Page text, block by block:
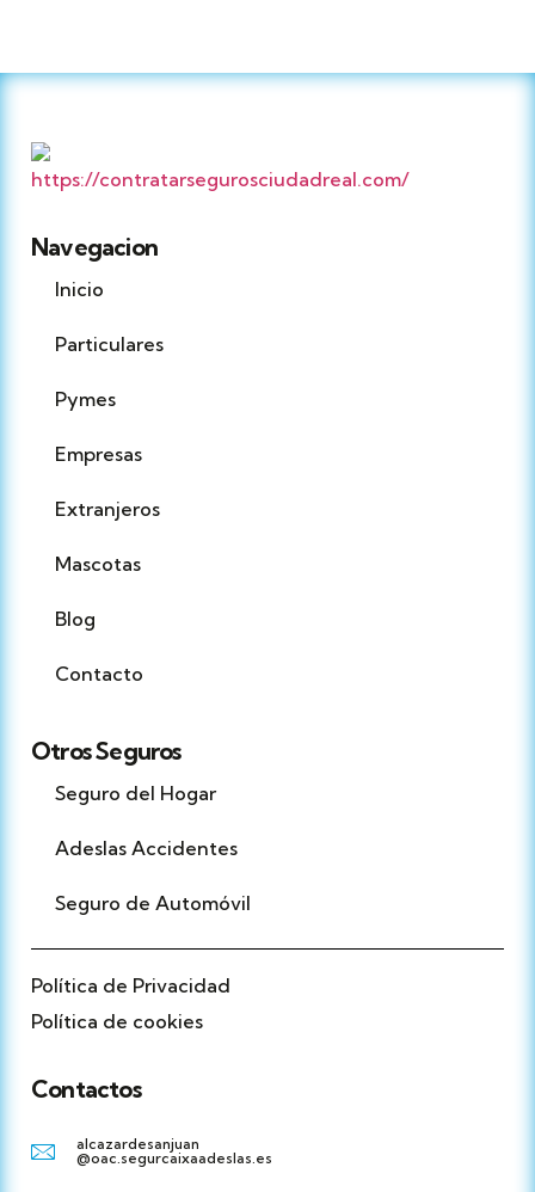
Navegacion
Inicio
Particulares
Pymes
Empresas
Extranjeros
Mascotas
Blog
Contacto
Otros Seguros
Seguro del Hogar
Adeslas Accidentes
Seguro de Automóvil
Política de Privacidad
Política de cookies
Contactos
alcazardesanjuan
@oac.segurcaixaadeslas.es